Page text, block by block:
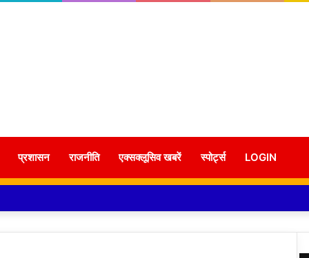
प्रशासन राजनीति एक्सक्लूसिव खबरें स्पोर्ट्स LOGIN